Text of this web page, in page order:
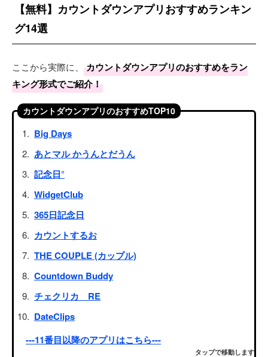
【無料】カウントダウンアプリおすすめランキン
グ14選
ここから実際に、
カウントダウンアプリのおすすめをラン
キング形式でご紹介！
カウントダウンアプリのおすすめTOP10
Big Days
あとマル かうんとだうん
記念日°
WidgetClub
365日記念日
カウントするお
THE COUPLE (カップル)
Countdown Buddy
チェクリカ RE
DateClips
---11番目以降のアプリはこちら---
タップで移動します